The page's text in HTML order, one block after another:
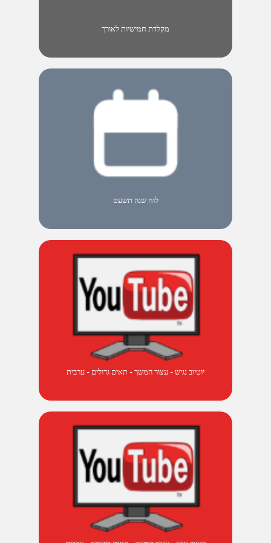
מקלדת חמישיות לאורך
לוח שנה תשעט
יוטיוב נגיש - עצור המשך - תאים גדולים - ערבית